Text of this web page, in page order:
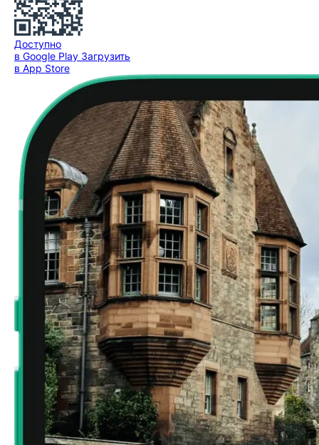
Доступно
в Google Play Загрузить
в App Store